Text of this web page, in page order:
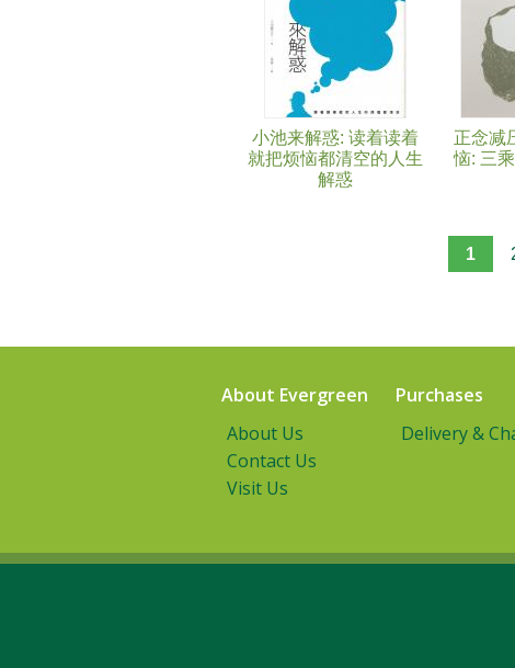
小池来解惑: 读着读着
就把烦恼都清空的人生
解惑
正念减
恼: 三
1
About Evergreen
About Us
Contact Us
Visit Us
Purchases
Delivery &